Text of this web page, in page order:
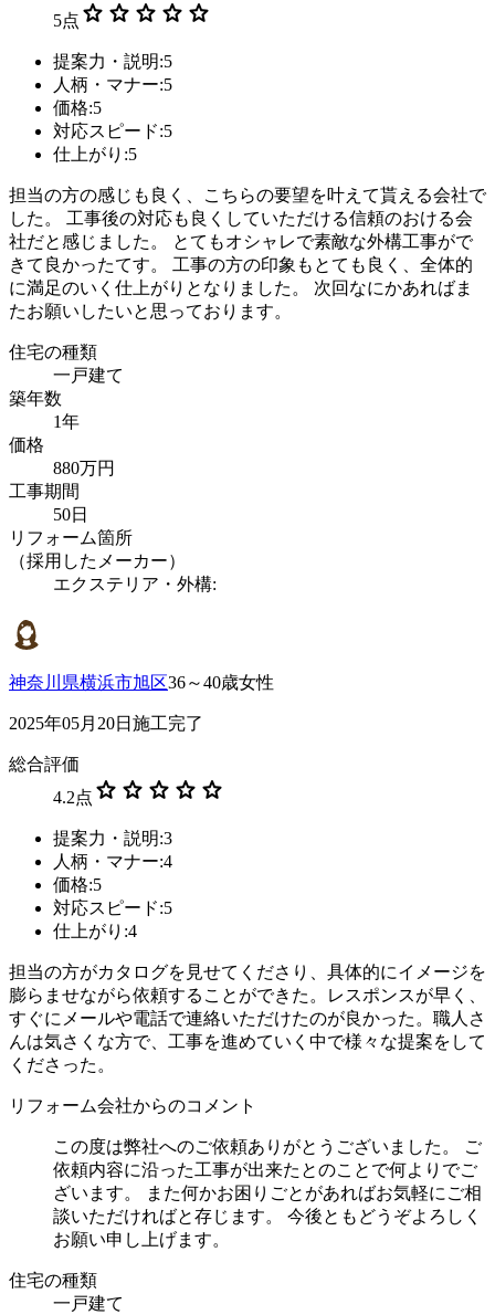
5点 star star star star star
提案力・説明:5
人柄・マナー:5
価格:5
対応スピード:5
仕上がり:5
担当の方の感じも良く、こちらの要望を叶えて貰える会社で
した。 工事後の対応も良くしていただける信頼のおける会
社だと感じました。 とてもオシャレで素敵な外構工事がで
きて良かったてす。 工事の方の印象もとても良く、全体的
に満足のいく仕上がりとなりました。 次回なにかあればま
たお願いしたいと思っております。
住宅の種類
一戸建て
築年数
1年
価格
880万円
工事期間
50日
リフォーム箇所
（採用したメーカー）
エクステリア・外構:
神奈川県横浜市旭区36～40歳女性
2025年05月20日施工完了
総合評価
4.2点 star star star star star
提案力・説明:3
人柄・マナー:4
価格:5
対応スピード:5
仕上がり:4
担当の方がカタログを見せてくださり、具体的にイメージを
膨らませながら依頼することができた。レスポンスが早く、
すぐにメールや電話で連絡いただけたのが良かった。職人さ
んは気さくな方で、工事を進めていく中で様々な提案をして
くださった。
リフォーム会社からのコメント
この度は弊社へのご依頼ありがとうございました。 ご
依頼内容に沿った工事が出来たとのことで何よりでご
ざいます。 また何かお困りごとがあればお気軽にご相
談いただければと存じます。 今後ともどうぞよろしく
お願い申し上げます。
住宅の種類
一戸建て